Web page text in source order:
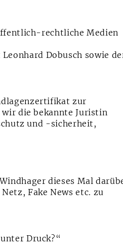
rechtliche Medien
Dobusch sowie
zur
die bekannte Juristin
und -sicherheit,
dieses Mal
Fake News etc. zu
Druck?“